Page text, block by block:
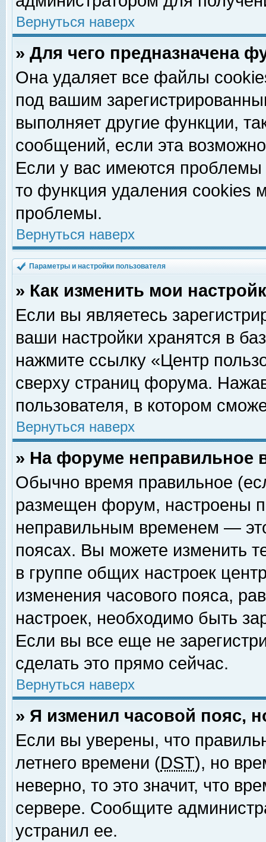
Вернуться наверх
» Для чего предназначена
Она удаляет все файлы
под вашим
выполняет другие функции,
сообщений, если эта
Если у вас имеются
то функция удаления cookies
проблемы.
Вернуться наверх
Параметры и настройки пользователя
» Как изменить мои
Если вы являетесь
ваши настройки хранятся в
нажмите ссылку «Центр
сверху страниц форума.
пользователя, в котором
Вернуться наверх
» На форуме неправильное
Обычно время правильное
размещен форум, настроены
неправильным временем —
поясах. Вы можете изменить
в группе общих настроек
изменения часового пояса,
настроек, необходимо быть
Если вы все еще не
сделать это прямо сейчас.
Вернуться наверх
» Я изменил часовой пояс,
Если вы уверены, что
летнего времени (DST), но
неверно, то это значит, что
сервере. Сообщите
устранил ее.